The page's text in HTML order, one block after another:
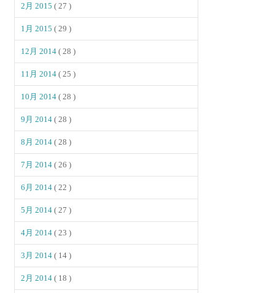
2月 2015( 27 )
1月 2015( 29 )
12月 2014( 28 )
11月 2014( 25 )
10月 2014( 28 )
9月 2014( 28 )
8月 2014( 28 )
7月 2014( 26 )
6月 2014( 22 )
5月 2014( 27 )
4月 2014( 23 )
3月 2014( 14 )
2月 2014( 18 )